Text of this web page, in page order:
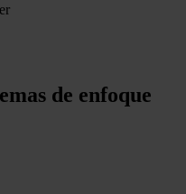
de enfoque